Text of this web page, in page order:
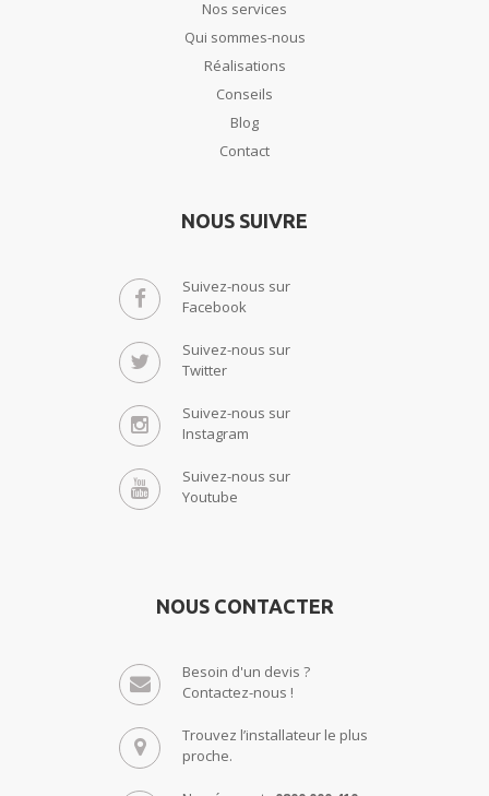
Nos services
Qui sommes-nous
Réalisations
Conseils
Blog
Contact
NOUS SUIVRE
Suivez-nous sur
Facebook
Suivez-nous sur
Twitter
Suivez-nous sur
Instagram
Suivez-nous sur
Youtube
NOUS CONTACTER
Besoin d'un devis ?
Contactez-nous !
Trouvez l’installateur le plus
proche.